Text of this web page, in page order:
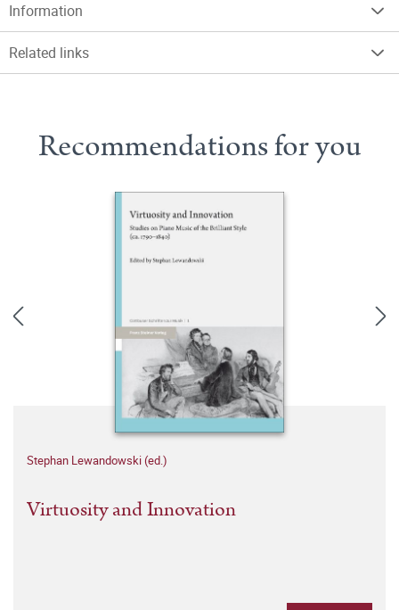
Information
Related links
Recommendations for you
Stephan Lewandowski (ed.)
Virtuosity and Innovation